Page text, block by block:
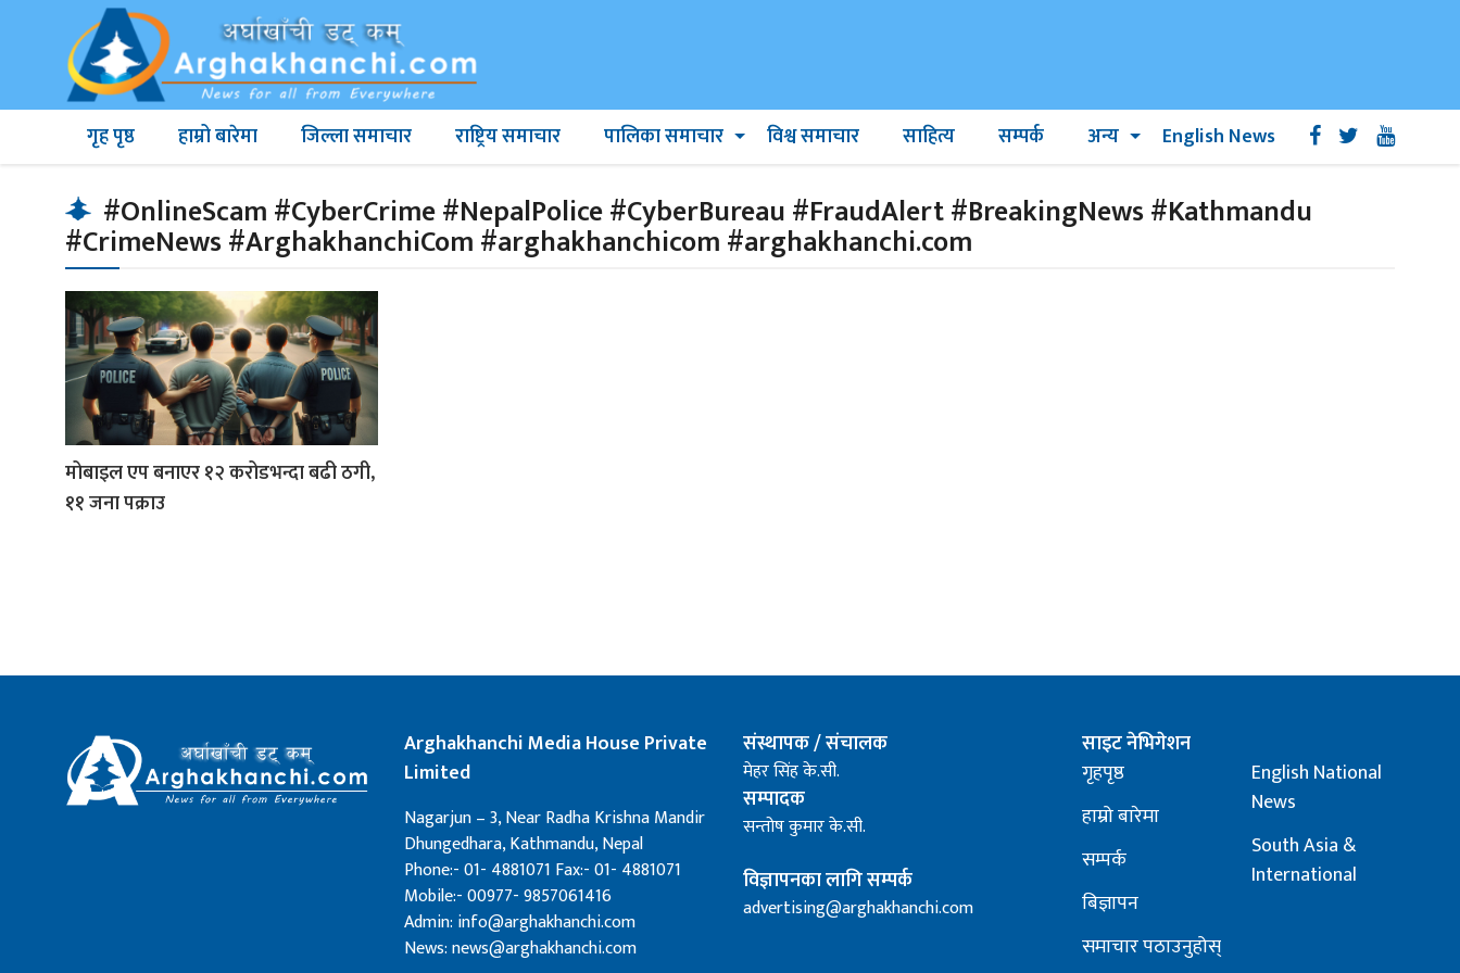
गृह पृष्ठ हाम्रो बारेमा जिल्ला समाचार राष्ट्रिय समाचार पालिका समाचार विश्व समाचार साहित्य सम्पर्क अन्य English News
#OnlineScam #CyberCrime #NepalPolice #CyberBureau #FraudAlert #BreakingNews #Kathmandu
#CrimeNews #ArghakhanchiCom #arghakhanchicom #arghakhanchi.com
मोबाइल एप बनाएर १२ करोडभन्दा बढी ठगी,
११ जना पक्राउ
Arghakhanchi Media House Private
Limited
Nagarjun – 3, Near Radha Krishna Mandir
Dhungedhara, Kathmandu, Nepal
Phone:- 01- 4881071 Fax:- 01- 4881071
Mobile:- 00977- 9857061416
Admin: info@arghakhanchi.com
News: news@arghakhanchi.com
संस्थापक / संचालक
मेहर सिंह के.सी.
सम्पादक
सन्तोष कुमार के.सी.
विज्ञापनका लागि सम्पर्क
advertising@arghakhanchi.com
साइट नेभिगेशन
गृहपृष्ठ
हाम्रो बारेमा
सम्पर्क
बिज्ञापन
समाचार पठाउनुहोस्
English National
News
South Asia &
International